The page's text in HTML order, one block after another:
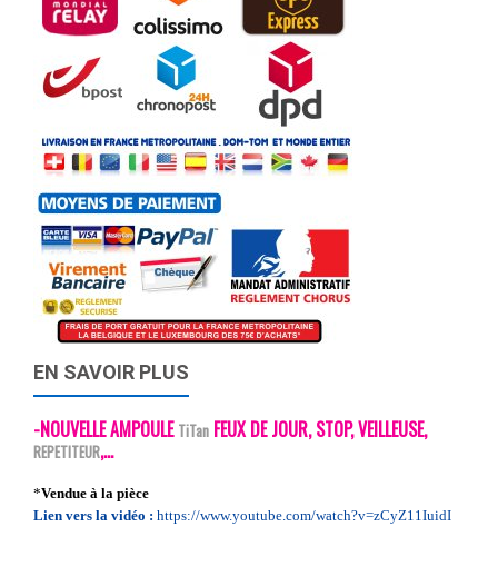
EN SAVOIR PLUS
-NOUVELLE AMPOULE TiTan FEUX DE JOUR, STOP, VEILLEUSE,
REPETITEUR,...
*Vendue à la pièce
Lien vers la vidéo : https://www.youtube.com/watch?v=zCyZ11IuidI